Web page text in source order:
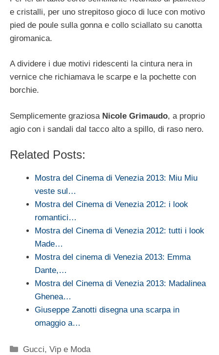
e cristalli, per uno strepitoso gioco di luce con motivo
pied de poule sulla gonna e collo sciallato su canotta
giromanica.
A dividere i due motivi ridescenti la cintura nera in
vernice che richiamava le scarpe e la pochette con
borchie.
Semplicemente graziosa Nicole Grimaudo, a proprio
agio con i sandali dal tacco alto a spillo, di raso nero.
Related Posts:
Mostra del Cinema di Venezia 2013: Miu Miu
veste sul…
Mostra del Cinema di Venezia 2012: i look
romantici…
Mostra del Cinema di Venezia 2012: tutti i look
Made…
Mostra del cinema di Venezia 2013: Emma
Dante,…
Mostra del Cinema di Venezia 2013: Madalinea
Ghenea…
Giuseppe Zanotti disegna una scarpa in
omaggio a…
Categorie
Gucci,Vip e Moda